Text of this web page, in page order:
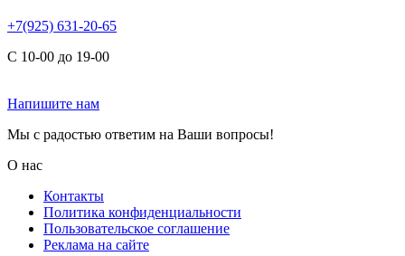
+7(925) 631-20-65
С 10-00 до 19-00
Напишите нам
Мы с радостью ответим на Ваши вопросы!
О нас
Контакты
Политика конфиденциальности
Пользовательское соглашение
Реклама на сайте